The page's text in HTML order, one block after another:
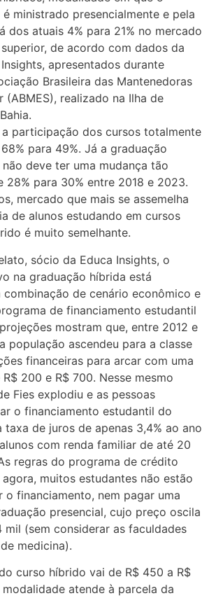
ministrado presencialmente e pela
dos atuais 4% para 21% no mercado
de acordo com dados da
apresentados durante
Brasileira das Mantenedoras
(ABMES), realizado na Ilha de
participação dos cursos totalmente
para 49%. Já a graduação
deve ter uma mudança tão
28% para 30% entre 2018 e 2023.
mercado que mais se assemelha
de alunos estudando em cursos
é muito semelhante.
sócio da Educa Insights, o
na graduação híbrida está
combinação de cenário econômico e
de financiamento estudantil
mostram que, entre 2012 e
população ascendeu para a classe
financeiras para arcar com uma
200 e R$ 700. Nesse mesmo
Fies explodiu e as pessoas
o financiamento estudantil do
de juros de apenas 3,4% ao ano
com renda familiar de até 20
regras do programa de crédito
muitos estudantes não estão
o financiamento, nem pagar uma
presencial, cujo preço oscila
mil (sem considerar as faculdades
medicina).
curso híbrido vai de R$ 450 a R$
modalidade atende à parcela da